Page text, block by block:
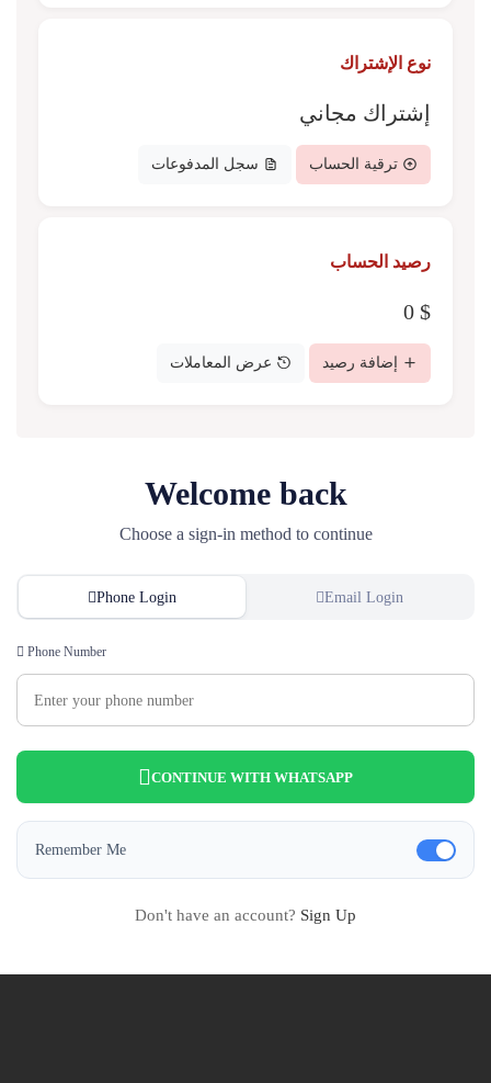
نوع الإشتراك
إشتراك مجاني
ترقية الحساب سجل المدفوعات
رصيد الحساب
0 $
إضافة رصيد عرض المعاملات
Welcome back
Choose a sign-in method to continue
Phone Login Email Login
Phone Number
CONTINUE WITH WHATSAPP
Remember Me
Don't have an account? Sign Up